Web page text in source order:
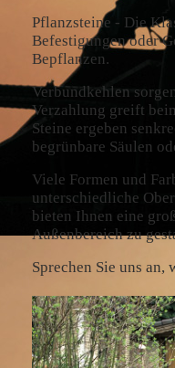
Pflanzsteine - Die
Befestigungen oder
Bepflanzen.
Verbundkehlen
Verzahlung greift
Steine ergeben
begrünbare Säulen
Viele Formen und
unterschiedliche
bieten Ihnen eine
Außenbereich zu
Sprechen Sie uns